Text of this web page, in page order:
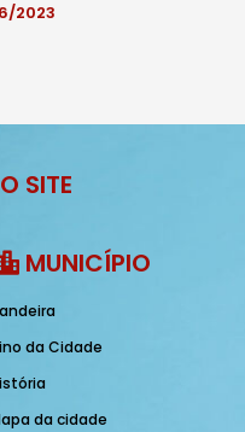
2023
SITE
MUNICÍPIO
da Cidade
da cidade